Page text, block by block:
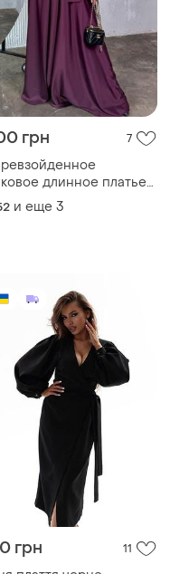
грн 7
длинное платье
платье на запах
и еще 3
грн 11